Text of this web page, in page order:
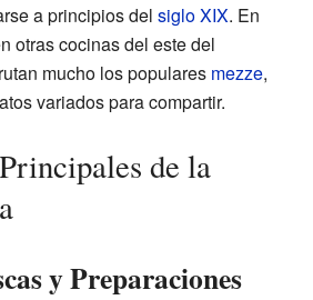
a principios del siglo XIX. En
otras cocinas del este del
mucho los populares mezze,
variados para compartir.
de la
y Preparaciones